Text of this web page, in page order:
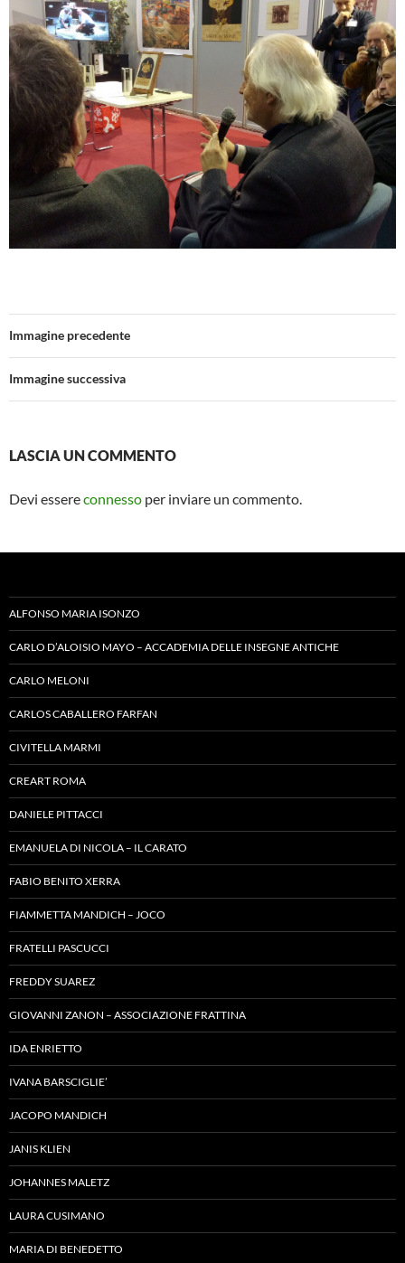
Immagine precedente
Immagine successiva
LASCIA UN COMMENTO
Devi essereconnesso per inviare un commento.
ALFONSO MARIA ISONZO
CARLO D’ALOISIO MAYO – ACCADEMIA DELLE INSEGNE ANTICHE
CARLO MELONI
CARLOS CABALLERO FARFAN
CIVITELLA MARMI
CREART ROMA
DANIELE PITTACCI
EMANUELA DI NICOLA – IL CARATO
FABIO BENITO XERRA
FIAMMETTA MANDICH – JOCO
FRATELLI PASCUCCI
FREDDY SUAREZ
GIOVANNI ZANON – ASSOCIAZIONE FRATTINA
IDA ENRIETTO
IVANA BARSCIGLIE’
JACOPO MANDICH
JANIS KLIEN
JOHANNES MALETZ
LAURA CUSIMANO
MARIA DI BENEDETTO